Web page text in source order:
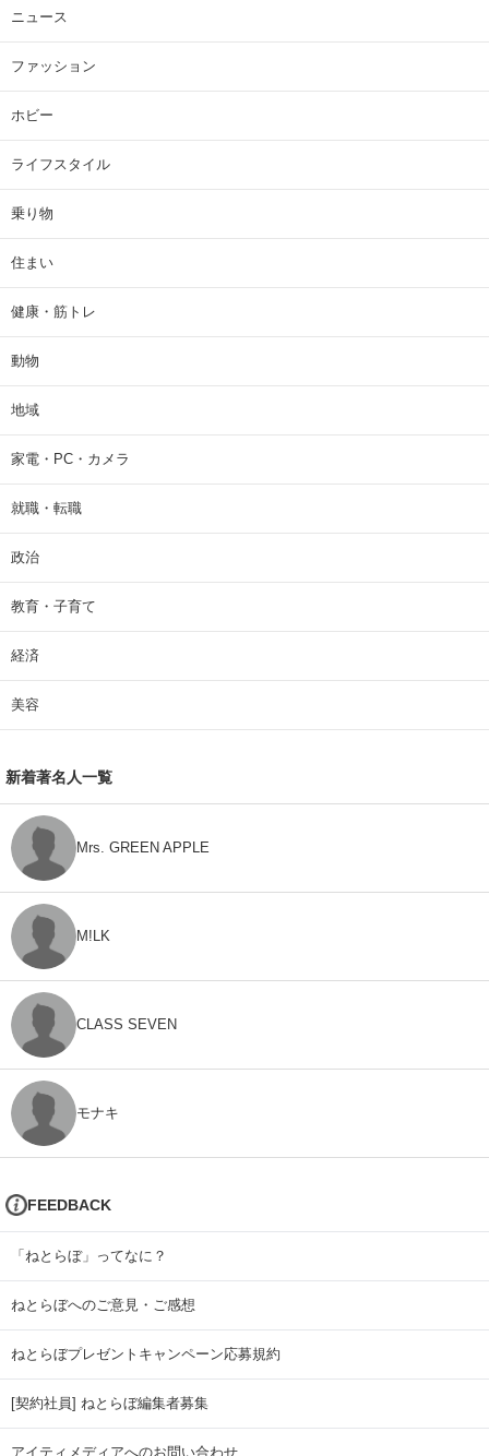
ニュース
ファッション
ホビー
ライフスタイル
乗り物
住まい
健康・筋トレ
動物
地域
家電・PC・カメラ
就職・転職
政治
教育・子育て
経済
美容
新着著名人一覧
Mrs. GREEN APPLE
M!LK
CLASS SEVEN
モナキ
FEEDBACK
「ねとらぼ」ってなに？
ねとらぼへのご意見・ご感想
ねとらぼプレゼントキャンペーン応募規約
[契約社員] ねとらぼ編集者募集
アイティメディアへのお問い合わせ